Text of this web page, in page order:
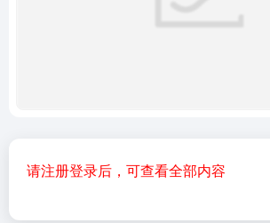
请注册登录后，可查看全部内容